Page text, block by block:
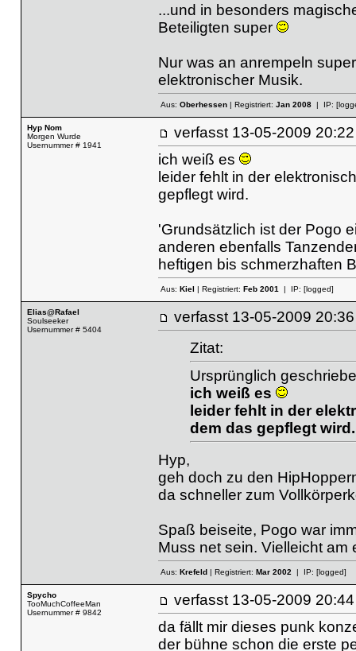
...und in besonders
Beteiligten super
Nur was an anrempeln
elektronischer Musik.
Aus: Oberhessen| Registriert: Jan 2008| IP:
Hyp Nom
Morgen Wurde
Usernummer # 1941
verfasst 13-05-2009
ich weiß es
leider fehlt in der
gepflegt wird.
'Grundsätzlich ist der Pogo
anderen ebenfalls
heftigen bis schmerzhaften
Aus: Kiel | Registriert: Feb 2001| IP: [logged]
Elias@Rafael
Soulseeker
Usernummer # 5404
verfasst 13-05-2009
Zitat:
Ursprünglich
ich weiß es
leider fehlt in der
dem das gepflegt wird.
Hyp,
geh doch zu den
da schneller zum
Spaß beiseite, Pogo war
Muss net sein. Vielleicht
Aus: Krefeld| Registriert: Mar 2002| IP: [logged]
Spycho
TooMuchCoffeeMan
Usernummer # 9842
verfasst 13-05-2009
da fällt mir dieses punk
der bühne schon die erste